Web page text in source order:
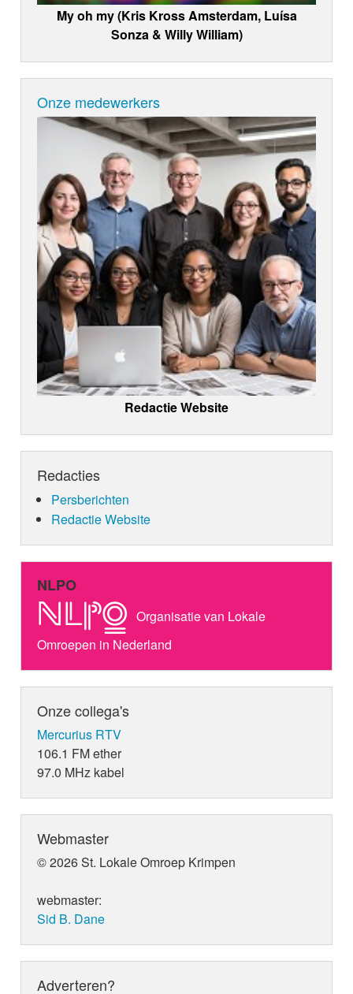
My oh my (Kris Kross Amsterdam, Luísa
Sonza & Willy William)
Onze medewerkers
Redactie Website
Redacties
Persberichten
Redactie Website
NLPO
Organisatie van Lokale
Omroepen in Nederland
Onze collega's
Mercurius RTV
106.1 FM ether
97.0 MHz kabel
Webmaster
© 2026 St. Lokale Omroep Krimpen
webmaster:
Sid B. Dane
Adverteren?